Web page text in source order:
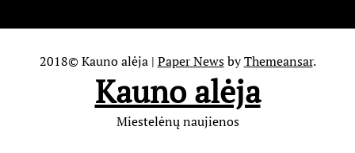
2018© Kauno alėja | Paper NewsbyThemeansar.
Kauno alėja
Miestelėnų naujienos